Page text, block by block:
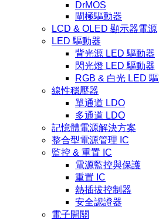
DrMOS
閘極驅動器
LCD & OLED 顯示器電源
LED 驅動器
背光源 LED 驅動器
閃光燈 LED 驅動器
RGB & 白光 LED
線性穩壓器
單通道 LDO
多通道 LDO
記憶體電源解決方案
整合型電源管理 IC
監控 & 重置 IC
電源監控與保護
重置 IC
熱插拔控制器
安全認證器
電子開關